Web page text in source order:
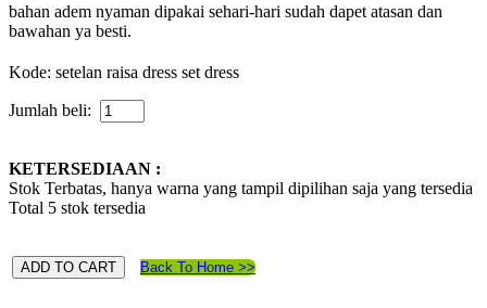
bahan adem nyaman dipakai sehari-hari sudah dapet atasan dan
bawahan ya besti.
Kode: setelan raisa dress set dress
Jumlah beli:
KETERSEDIAAN :
Stok Terbatas, hanya warna yang tampil dipilihan saja yang tersedia
Total 5 stok tersedia
Back To Home >>